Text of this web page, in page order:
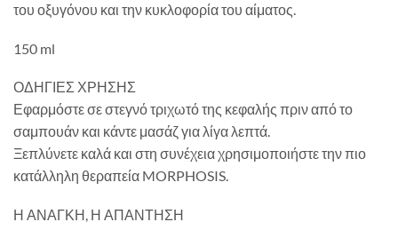
του οξυγόνου και την κυκλοφορία του αίματος.
150 ml
ΟΔΗΓΙΕΣ ΧΡΗΣΗΣ
Εφαρμόστε σε στεγνό τριχωτό της κεφαλής πριν από το
σαμπουάν και κάντε μασάζ για λίγα λεπτά.
Ξεπλύνετε καλά και στη συνέχεια χρησιμοποιήστε την πιο
κατάλληλη θεραπεία MORPHOSIS.
Η ΑΝΑΓΚΗ, Η ΑΠΑΝΤΗΣΗ